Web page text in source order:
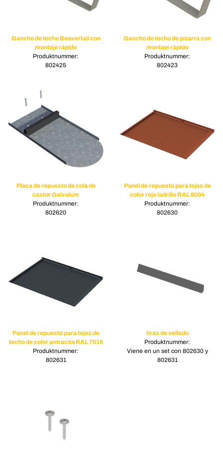
Gancho de techo Beavertail con
montaje rápido
Produktnummer:
802425
Gancho de techo de pizarra con
montaje rápido
Produktnummer:
802423
Placa de repuesto de cola de
castor Galvalum
Produktnummer:
802620
Panel de repuesto para tejas de
color rojo ladrillo RAL 8004
Produktnummer:
802630
Panel de repuesto para tejas de
techo de color antracita RAL 7016
Produktnummer:
802631
tiras de sellado
Produktnummer:
Viene en un set con 802630 y
802631